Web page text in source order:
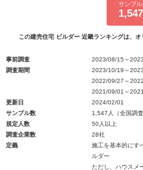
サンプ
1,547
この建売住宅 ビルダー 近畿ランキングは、オ
事前調査
2023/08/15～
調査期間
2023/10/19～
2022/09/27～
2021/09/01～
更新日
2024/02/01
サンプル数
1,547人（全国調
規定人数
50人以上
調査企業数
28社
定義
施工を基本的にす
ルダー
ただし、ハウスメ